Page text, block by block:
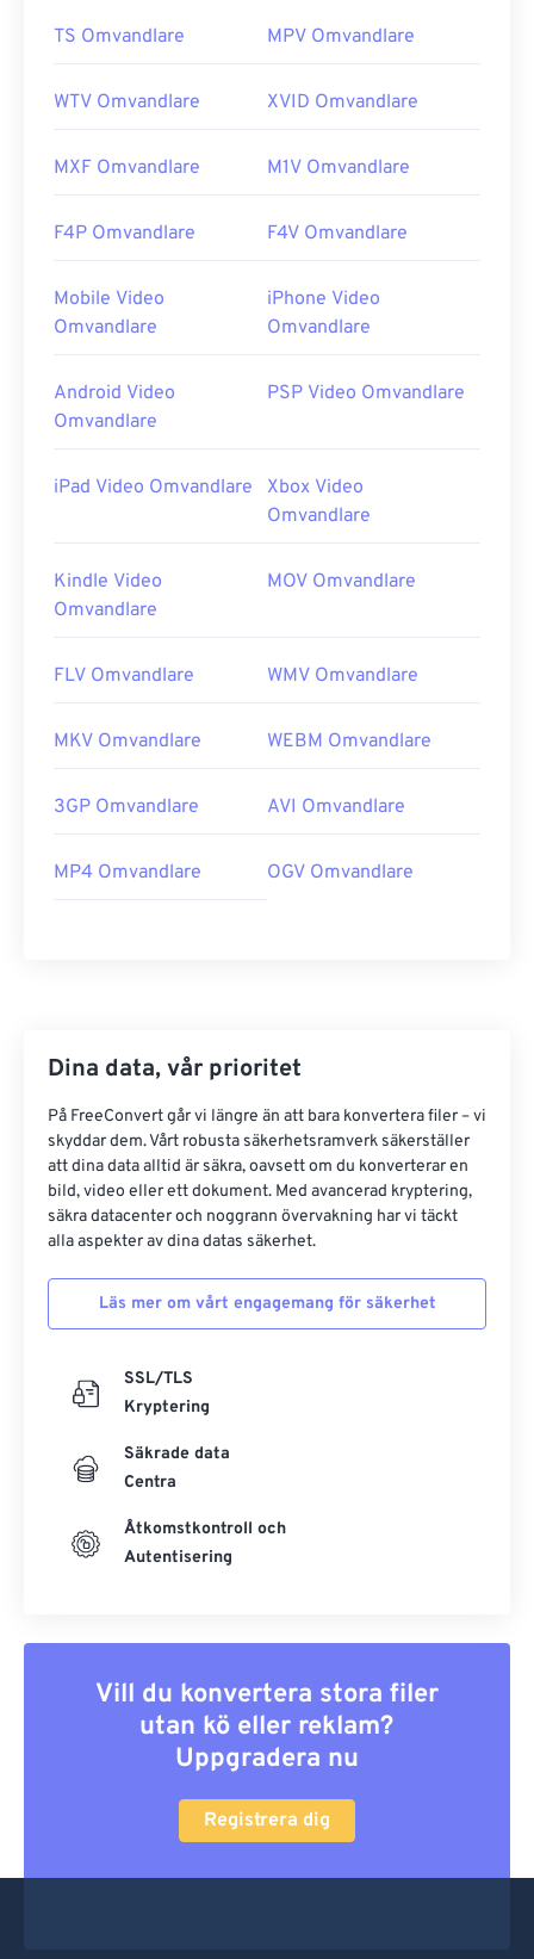
TS Omvandlare MPV Omvandlare
WTV Omvandlare XVID Omvandlare
MXF Omvandlare M1V Omvandlare
F4P Omvandlare F4V Omvandlare
Mobile Video
Omvandlare
iPhone Video
Omvandlare
Android Video
Omvandlare
PSP Video Omvandlare
iPad Video Omvandlare
Xbox Video
Omvandlare
Kindle Video
Omvandlare
MOV Omvandlare
FLV Omvandlare WMV Omvandlare
MKV Omvandlare WEBM Omvandlare
3GP Omvandlare AVI Omvandlare
MP4 Omvandlare OGV Omvandlare
Dina data, vår prioritet
På FreeConvert går vi längre än att bara konvertera filer – vi
skyddar dem. Vårt robusta säkerhetsramverk säkerställer
att dina data alltid är säkra, oavsett om du konverterar en
bild, video eller ett dokument. Med avancerad kryptering,
säkra datacenter och noggrann övervakning har vi täckt
alla aspekter av dina datas säkerhet.
Läs mer om vårt engagemang för säkerhet
SSL/TLS
Kryptering
Säkrade data
Centra
Åtkomstkontroll och
Autentisering
Vill du konvertera stora filer
utan kö eller reklam?
Uppgradera nu
Registrera dig